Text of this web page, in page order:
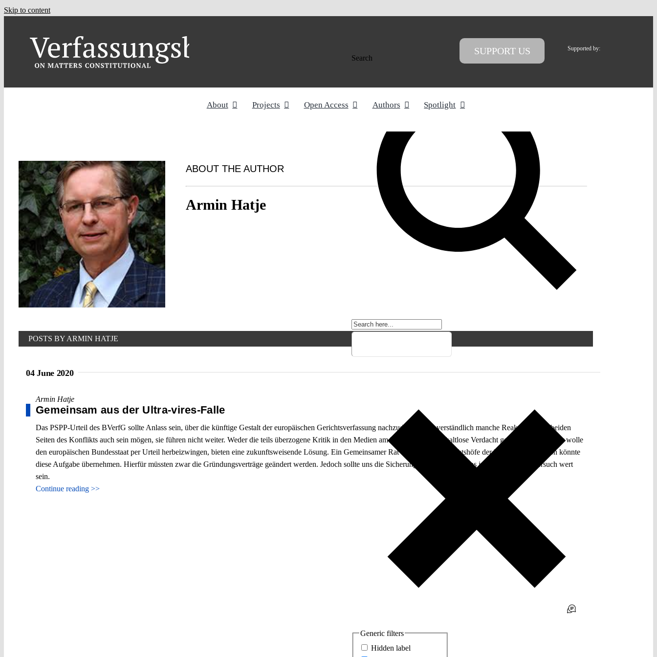
Skip to content
Search
Generic filters
Hidden label
SUPPORT US Supported by:
About Projects Open Access Authors Spotlight
ABOUT THE AUTHOR
Armin Hatje
POSTS BY ARMIN HATJE
04 June 2020
Armin Hatje
Gemeinsam aus der Ultra-vires-Falle
Das PSPP-Urteil des BVerfG sollte Anlass sein, über die künftige Gestalt der europäischen Gerichtsverfassung nachzudenken. So verständlich manche Reaktionen auf beiden
Seiten des Konflikts auch sein mögen, sie führen nicht weiter. Weder die teils überzogene Kritik in den Medien am BVerfG noch der haltlose Verdacht gegen den EuGH, er wolle
den europäischen Bundesstaat per Urteil herbeizwingen, bieten eine zukunftsweisende Lösung. Ein Gemeinsamer Rat der obersten Gerichtshöfe der Europäischen Union könnte
diese Aufgabe übernehmen. Hierfür müssten zwar die Gründungsverträge geändert werden. Jedoch sollte uns die Sicherung des Rechtsfriedens in der EU diesen Versuch wert
sein.
Continue reading >>